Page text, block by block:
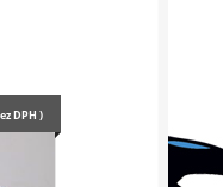
DPH )